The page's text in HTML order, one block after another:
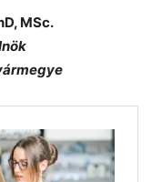
MSc.